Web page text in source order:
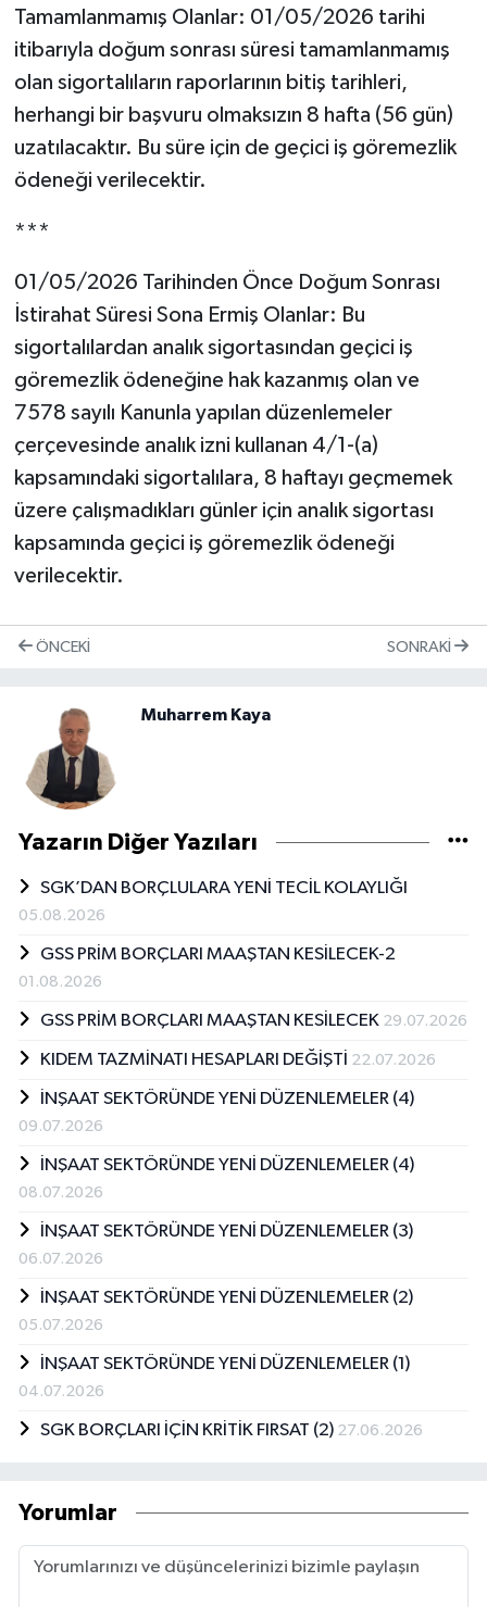
Tamamlanmamış Olanlar: 01/05/2026 tarihi
itibarıyla doğum sonrası süresi tamamlanmamış
olan sigortalıların raporlarının bitiş tarihleri,
herhangi bir başvuru olmaksızın 8 hafta (56 gün)
uzatılacaktır. Bu süre için de geçici iş göremezlik
ödeneği verilecektir.
***
01/05/2026 Tarihinden Önce Doğum Sonrası
İstirahat Süresi Sona Ermiş Olanlar: Bu
sigortalılardan analık sigortasından geçici iş
göremezlik ödeneğine hak kazanmış olan ve
7578 sayılı Kanunla yapılan düzenlemeler
çerçevesinde analık izni kullanan 4/1-(a)
kapsamındaki sigortalılara, 8 haftayı geçmemek
üzere çalışmadıkları günler için analık sigortası
kapsamında geçici iş göremezlik ödeneği
verilecektir.
ÖNCEKI SONRAKI
Muharrem Kaya
Yazarın Diğer Yazıları
SGK’DAN BORÇLULARA YENİ TECİL KOLAYLIĞI
05.08.2026
GSS PRİM BORÇLARI MAAŞTAN KESİLECEK-2
01.08.2026
GSS PRİM BORÇLARI MAAŞTAN KESİLECEK 29.07.2026
KIDEM TAZMİNATI HESAPLARI DEĞİŞTİ 22.07.2026
İNŞAAT SEKTÖRÜNDE YENİ DÜZENLEMELER (4)
09.07.2026
İNŞAAT SEKTÖRÜNDE YENİ DÜZENLEMELER (4)
08.07.2026
İNŞAAT SEKTÖRÜNDE YENİ DÜZENLEMELER (3)
06.07.2026
İNŞAAT SEKTÖRÜNDE YENİ DÜZENLEMELER (2)
05.07.2026
İNŞAAT SEKTÖRÜNDE YENİ DÜZENLEMELER (1)
04.07.2026
SGK BORÇLARI İÇİN KRİTİK FIRSAT (2) 27.06.2026
Yorumlar